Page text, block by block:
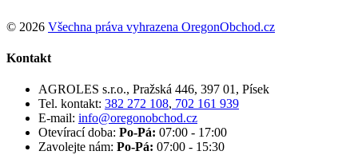
© 2026 Všechna práva vyhrazena OregonObchod.cz
Kontakt
AGROLES s.r.o., Pražská 446, 397 01, Písek
Tel. kontakt: 382 272 108, 702 161 939
E-mail: info@oregonobchod.cz
Otevírací doba: Po-Pá: 07:00 - 17:00
Zavolejte nám: Po-Pá: 07:00 - 15:30